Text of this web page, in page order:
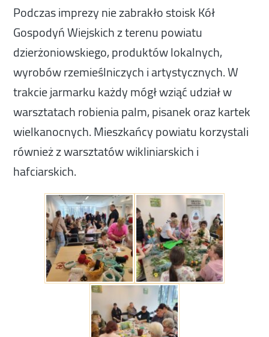
Podczas imprezy nie zabrakło stoisk Kół
Gospodyń Wiejskich z terenu powiatu
dzierżoniowskiego, produktów lokalnych,
wyrobów rzemieślniczych i artystycznych. W
trakcie jarmarku każdy mógł wziąć udział w
warsztatach robienia palm, pisanek oraz kartek
wielkanocnych. Mieszkańcy powiatu korzystali
również z warsztatów wikliniarskich i
hafciarskich.